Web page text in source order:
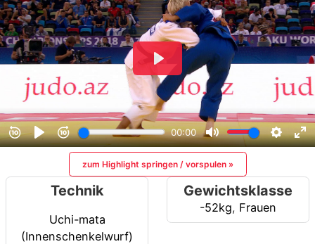
zum Highlight springen / vorspulen »
Technik
Uchi-mata
(Innenschenkelwurf)
Gewichtsklasse
-52kg, Frauen